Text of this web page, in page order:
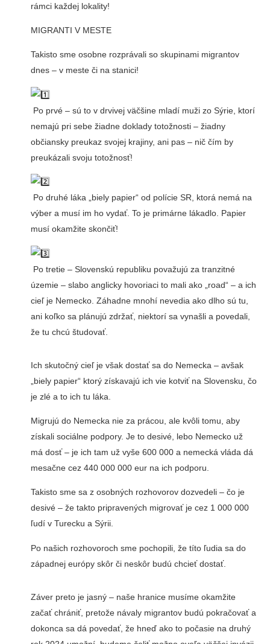
rámci každej lokality!
MIGRANTI V MESTE
Takisto sme osobne rozprávali so skupinami migrantov
dnes – v meste či na stanici!
Po prvé – sú to v drvivej väčšine mladí muži zo Sýrie, ktorí
nemajú pri sebe žiadne doklady totožnosti – žiadny
občiansky preukaz svojej krajiny, ani pas – nič čím by
preukázali svoju totožnosť!
Po druhé láka „biely papier“ od polície SR, ktorá nemá na
výber a musí im ho vydať. To je primárne lákadlo. Papier
musí okamžite skončiť!
Po tretie – Slovenskú republiku považujú za tranzitné
územie – slabo anglicky hovoriaci to mali ako „road“ – a ich
cieľ je Nemecko. Záhadne mnohí nevedia ako dlho sú tu,
ani koľko sa plánujú zdržať, niektorí sa vynašli a povedali,
že tu chcú študovať.
Ich skutočný cieľ je však dostať sa do Nemecka – avšak
„biely papier“ ktorý získavajú ich vie kotviť na Slovensku, čo
je zlé a to ich tu láka.
Migrujú do Nemecka nie za prácou, ale kvôli tomu, aby
získali sociálne podpory. Je to desivé, lebo Nemecko už
má dosť – je ich tam už vyše 600 000 a nemecká vláda dá
mesačne cez 440 000 000 eur na ich podporu.
Takisto sme sa z osobných rozhovorov dozvedeli – čo je
desivé – že takto pripravených migrovať je cez 1 000 000
ľudí v Turecku a Sýrii.
Po našich rozhovoroch sme pochopili, že títo ľudia sa do
západnej európy skôr či neskôr budú chcieť dostať.
Záver preto je jasný – naše hranice musíme okamžite
začať chrániť, pretože návaly migrantov budú pokračovať a
dokonca sa dá povedať, že hneď ako to počasie na druhý